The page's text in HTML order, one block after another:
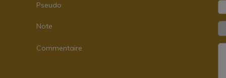
Pseudo
Note
Commentaire